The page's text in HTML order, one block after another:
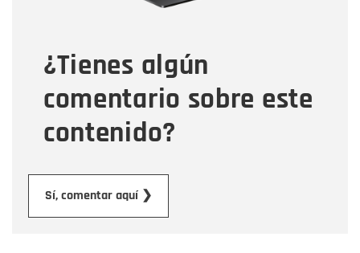
¿Tienes algún
comentario sobre este
contenido?
Sí, comentar aquí ❯
Mensaje